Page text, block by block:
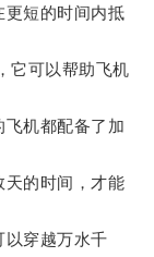
短的时间内抵
可以帮助飞机
机都配备了加
的时间，才能
穿越万水千